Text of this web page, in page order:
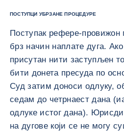
ПОСТУПЦИ УБРЗАНЕ ПРОЦЕДУРЕ
Поступак рефере-
брз начин наплате дуга.
присутан нити заступљен
бити донета пресуда по
Суд затим доноси одлуку,
седам до четрнаест дана
одлуке истог дана).
на дугове који се не могу